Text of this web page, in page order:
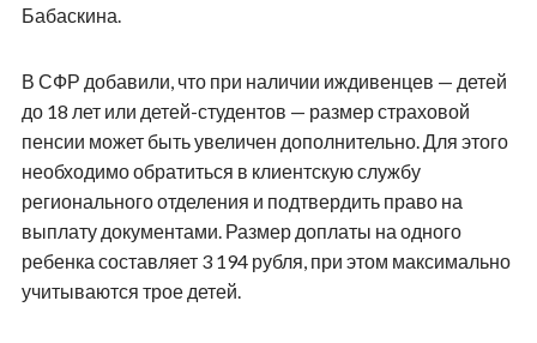
Бабаскина.
В СФР добавили, что при наличии иждивенцев — детей
до 18 лет или детей-студентов — размер страховой
пенсии может быть увеличен дополнительно. Для этого
необходимо обратиться в клиентскую службу
регионального отделения и подтвердить право на
выплату документами. Размер доплаты на одного
ребенка составляет 3 194 рубля, при этом максимально
учитываются трое детей.